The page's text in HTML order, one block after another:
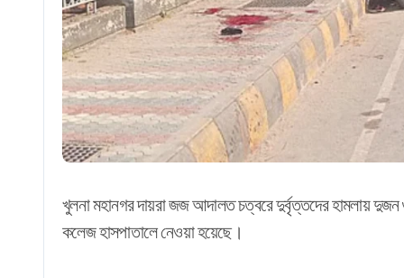
খুলনা মহানগর দায়রা জজ আদালত চত্বরে দুর্বৃত্তদের হামলায়
কলেজ হাসপাতালে নেওয়া হয়েছে।